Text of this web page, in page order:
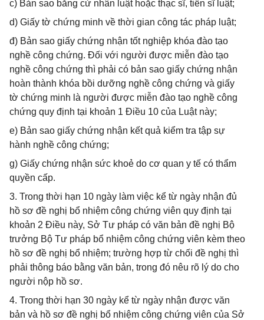
c) Bản sao bằng cử nhân luật hoặc thạc sĩ, tiến sĩ luật;
d) Giấy tờ chứng minh về thời gian công tác pháp luật;
đ) Bản sao giấy chứng nhận tốt nghiệp khóa đào tạo
nghề công chứng. Đối với người được miễn đào tạo
nghề công chứng thì phải có bản sao giấy chứng nhận
hoàn thành khóa bồi dưỡng nghề công chứng và giấy
tờ chứng minh là người được miễn đào tạo nghề công
chứng quy định tại khoản 1 Điều 10 của Luật này;
e) Bản sao giấy chứng nhận kết quả kiểm tra tập sự
hành nghề công chứng;
g) Giấy chứng nhận sức khoẻ do cơ quan y tế có thẩm
quyền cấp.
3. Trong thời hạn 10 ngày làm việc kể từ ngày nhận đủ
hồ sơ đề nghị bổ nhiệm công chứng viên quy định tại
khoản 2 Điều này, Sở Tư pháp có văn bản đề nghị Bộ
trưởng Bộ Tư pháp bổ nhiệm công chứng viên kèm theo
hồ sơ đề nghị bổ nhiệm; trường hợp từ chối đề nghị thì
phải thông báo bằng văn bản, trong đó nêu rõ lý do cho
người nộp hồ sơ.
4. Trong thời hạn 30 ngày kể từ ngày nhận được văn
bản và hồ sơ đề nghị bổ nhiệm công chứng viên của Sở